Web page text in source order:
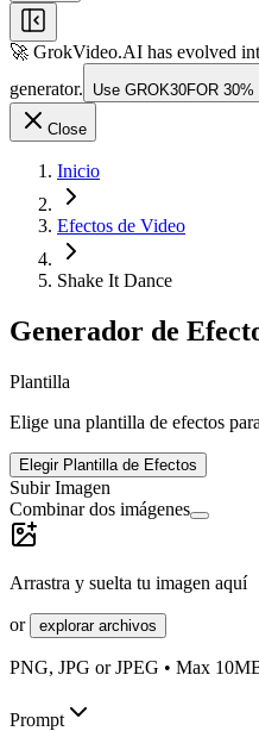
🚀 GrokVideo.AI has evolved
generator.
Use GROK30FOR 30%
Close
Inicio
Efectos de Video
Shake It Dance
Generador de
Plantilla
Elige una plantilla de efectos
Elegir Plantilla de Efectos
Subir Imagen
Combinar dos imágenes
Arrastra y suelta tu imagen aquí
or explorar archivos
PNG, JPG or JPEG • Max
Prompt